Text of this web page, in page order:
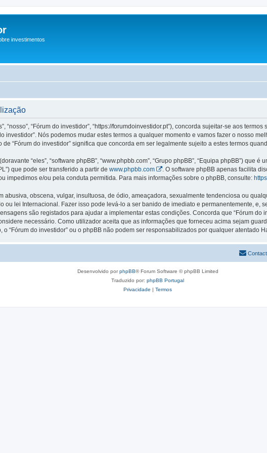
investimentos
“nosso”, “Fórum do investidor”, “https://forumdoinvestidor.pt”), concorda sujeitar-se aos
investidor”. Nós podemos mudar estes termos a qualquer momento e vamos fazer o nosso
“Fórum do investidor” significa que concorda em ser legalmente sujeito a estes termos
“eles”, “software phpBB”, “www.phpbb.com”, “Grupo phpBB”, “Equipa phpBB”) que
que pode ser transferido a partir de www.phpbb.com
. O software phpBB apenas facilita
impedimos e/ou pela conduta permitida. Para mais informações sobre o phpBB, consulte:
abusiva, obscena, vulgar, insultuosa, de ódio, ameaçadora, sexualmente tendenciosa ou
ou lei Internacional. Fazer isso pode levá-lo a ser banido de imediato e permanentemente, e,
são registados para ajudar a implementar estas condições. Concorda que “Fórum do
necessário. Como utilizador aceita que as informações que forneceu acima sejam
“Fórum do investidor” ou o phpBB não podem ser responsabilizados por qualquer atentado
Desenvolvido porphpBB® Forum Software © phpBB Limited
Traduzido por: phpBB Portugal
Privacidade | Termos